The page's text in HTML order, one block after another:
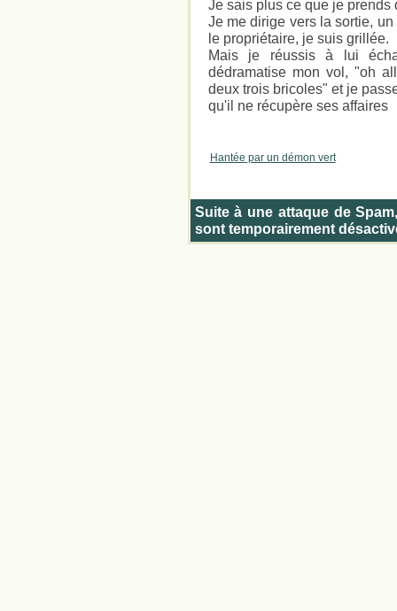
Je sais plus ce que je
Je me dirige vers la sortie,
le propriétaire, je suis grillée.
Mais je réussis à lui
dédramatise mon vol, "oh
deux trois bricoles" et je
qu'il ne récupère ses affaires
Hantée par un démon vert
Suite à une attaque de
sont temporairement